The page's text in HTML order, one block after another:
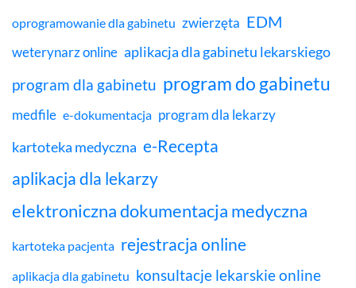
oprogramowanie dla gabinetu zwierzęta EDM
weterynarz online aplikacja dla gabinetu lekarskiego
program dla gabinetu program do gabinetu
medfile e-dokumentacja program dla lekarzy
kartoteka medyczna e-Recepta
aplikacja dla lekarzy
elektroniczna dokumentacja medyczna
kartoteka pacjenta rejestracja online
aplikacja dla gabinetu konsultacje lekarskie online